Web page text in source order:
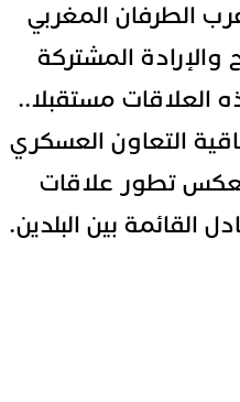
الطرفان المغربي
المشتركة
مستقبلا..
التعاون العسكري
تطور علاقات
القائمة بين البلدين.